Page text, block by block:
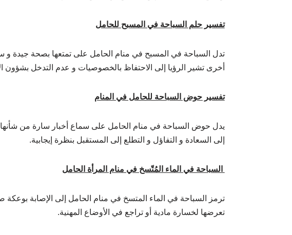
تفسير حلم السباحة في المسبح للحامل
تدل السباحة في المسبح في منام الحامل على تمتعها بصحة جيدة و
أخرى تشير الرؤيا إلى الاحتفاظ بالخصوصيات و عدم التدخل بشؤون
تفسير حوض السباحة للحامل في المنام
يدل حوض السباحة في منام الحامل على سماع أخبار سارة من شأنها أن
إلى السعادة و التفاؤل و التطلع إلى المستقبل بنظرة إيجابية.
السباحة في الماء المُتّسخ في منام المرأة الحامل
ترمز السباحة في الماء المتسخ في منام الحامل إلى الإصابة
تعرضها لخسارة مادية أو تراجع في الأوضاع المهنية.